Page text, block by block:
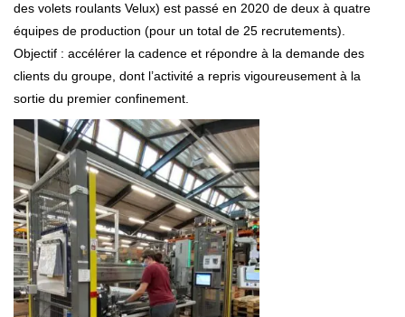
des volets roulants Velux) est passé en 2020 de deux à quatre
équipes de production (pour un total de 25 recrutements).
Objectif : accélérer la cadence et répondre à la demande des
clients du groupe, dont l’activité a repris vigoureusement à la
sortie du premier confinement.